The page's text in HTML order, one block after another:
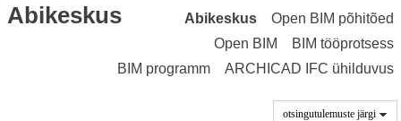
Abikeskus Abikeskus
Open BIM põhitõed
Open BIM
BIM tööprotsess
BIM programm
ARCHICAD IFC ühilduvus
otsingutulemuste järgi